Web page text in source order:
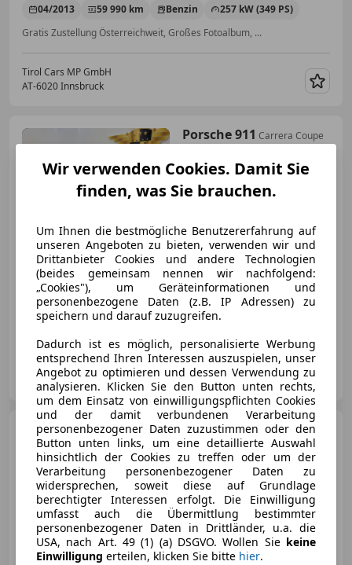
04/2013 59 990 km Benzin
257 kW (349 PS)
Gratis Zustellung Österreichweit, Großes Fotoalbum, ...
Tirol Cars MP GmbH
AT-6020 Innsbruck
Porsche 911 Carrera Coupe
PSE //
€ 129 999 1
07/2020 46 000 km Benzin 283 kW (385 PS)
AUTOMOBILE IMPERIAL
AT-2320 Schwechat
Porsche 911
GT3 PDK
''KERAMIK*CARBON*LIFT*KREIDE''
€ 239 950
Wir verwenden Cookies. Damit Sie
finden, was Sie brauchen.
Um Ihnen die bestmögliche Benutzererfahrung auf
unseren Angeboten zu bieten, verwenden wir und
Drittanbieter Cookies und andere Technologien
(beides gemeinsam nennen wir nachfolgend:
„Cookies"), um Geräteinformationen und
personenbezogene Daten (z.B. IP Adressen) zu
speichern und darauf zuzugreifen.
Dadurch ist es möglich, personalisierte Werbung
entsprechend Ihren Interessen auszuspielen, unser
Angebot zu optimieren und dessen Verwendung zu
analysieren. Klicken Sie den Button unten rechts,
um dem Einsatz von einwilligungspflichten Cookies
und der damit verbundenen Verarbeitung
personenbezogener Daten zuzustimmen oder den
Button unten links, um eine detaillierte Auswahl
hinsichtlich der Cookies zu treffen oder um der
Verarbeitung personenbezogener Daten zu
widersprechen, soweit diese auf Grundlage
berechtigter Interessen erfolgt. Die Einwilligung
umfasst auch die Übermittlung bestimmter
personenbezogener Daten in Drittländer, u.a. die
USA, nach Art. 49 (1) (a) DSGVO. Wollen Sie keine
Einwilligung erteilen, klicken Sie bitte hier.